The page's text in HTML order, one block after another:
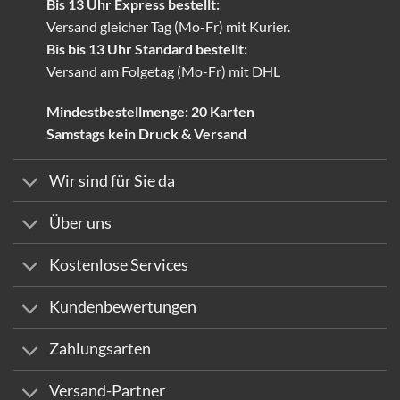
Bis 13 Uhr Express bestellt:
Versand gleicher Tag (Mo-Fr) mit Kurier.
Bis bis 13 Uhr Standard bestellt:
Versand am Folgetag (Mo-Fr) mit DHL
Mindestbestellmenge: 20 Karten
Samstags kein Druck & Versand
Wir sind für Sie da
Über uns
Kostenlose Services
Kundenbewertungen
Zahlungsarten
Versand-Partner